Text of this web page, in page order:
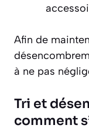
Afin de
à ne pas
Tri et
comment